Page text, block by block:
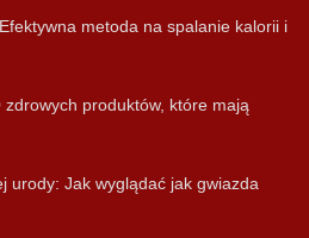
metoda na spalanie kalorii i
zdrowych produktów, które mają
urody: Jak wyglądać jak gwiazda